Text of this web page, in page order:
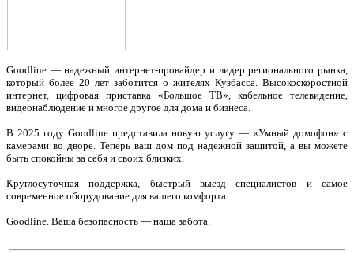
Goodline — надежный интернет-провайдер и лидер регионального рынка,
который более 20 лет заботится о жителях Кузбасса. Высокоскоростной
интернет, цифровая приставка «Большое ТВ», кабельное телевидение,
видеонаблюдение и многое другое для дома и бизнеса.
В 2025 году Goodline представила новую услугу — «Умный домофон» с
камерами во дворе. Теперь ваш дом под надёжной защитой, а вы можете
быть спокойны за себя и своих близких.
Круглосуточная поддержка, быстрый выезд специалистов и самое
современное оборудование для вашего комфорта.
Goodline. Ваша безопасность — наша забота.